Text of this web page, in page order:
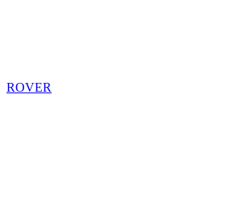
ROVER